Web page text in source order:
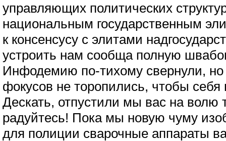
управляющих политических
национальным государственным
к консенсусу с элитами
устроить нам сообща полную
Инфодемию по-тихому свернули, но
фокусов не торопились, чтобы себя
Дескать, отпустили мы вас на волю
радуйтесь! Пока мы новую чуму
для полиции сварочные аппараты